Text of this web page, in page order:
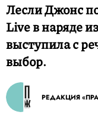
Лесли Джонс
Live в наряде
выступила с
выбор.
РЕДАКЦИЯ